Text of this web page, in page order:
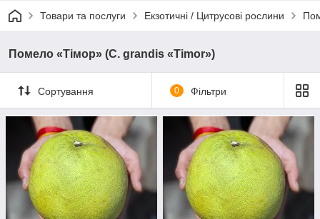
Товари та послуги Екзотичні / Цитрусові рослини
Помело «Тімор» (C. grandis «Timor»)
Сортування 0 Фільтри